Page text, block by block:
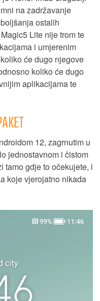
na zadržavanje
ostalih
Lite nije trom te
i umjerenim
će dugo njegove
koliko će dugo
aplikacijama te
12, zagrnutim u
jednostavnom i čistom
tamo gdje to očekujete, i
koje vjerojatno nikada